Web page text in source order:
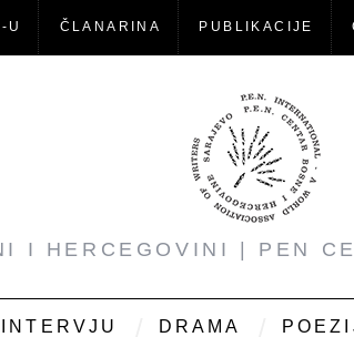
U ČLANARINA PUBLIKACIJE
I HERCEGOVINI | PEN
INTERVJU DRAMA